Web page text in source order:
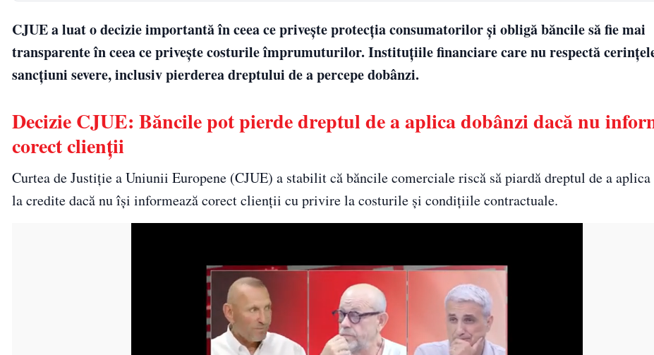
CJUE a luat o decizie importantă în ceea ce privește protecția consumatorilor și obligă băncile să fie mai
transparente în ceea ce privește costurile împrumuturilor. Instituțiile financiare care nu respectă
sancțiuni severe, inclusiv pierderea dreptului de a percepe dobânzi.
Decizie CJUE: Băncile pot pierde dreptul de a aplica dobânzi dacă nu
corect clienții
Curtea de Justiție a Uniunii Europene (CJUE) a stabilit că băncile comerciale riscă să piardă dreptul de a aplica
la credite dacă nu își informează corect clienții cu privire la costurile și condițiile contractuale.